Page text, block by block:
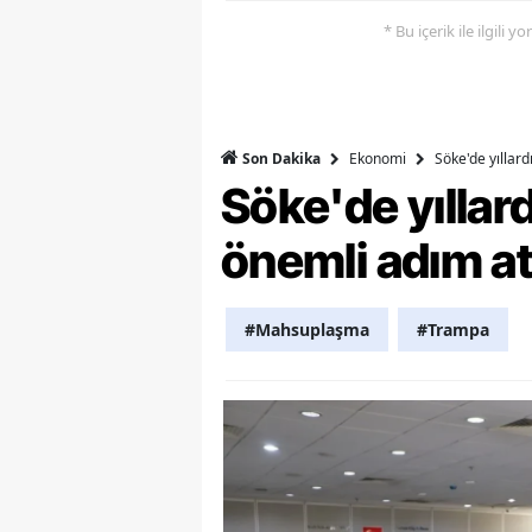
* Bu içerik ile ilgili
Son Dakika Ekonomi Söke'de
Söke'de
önemli adım
#Mahsuplaşma #Trampa